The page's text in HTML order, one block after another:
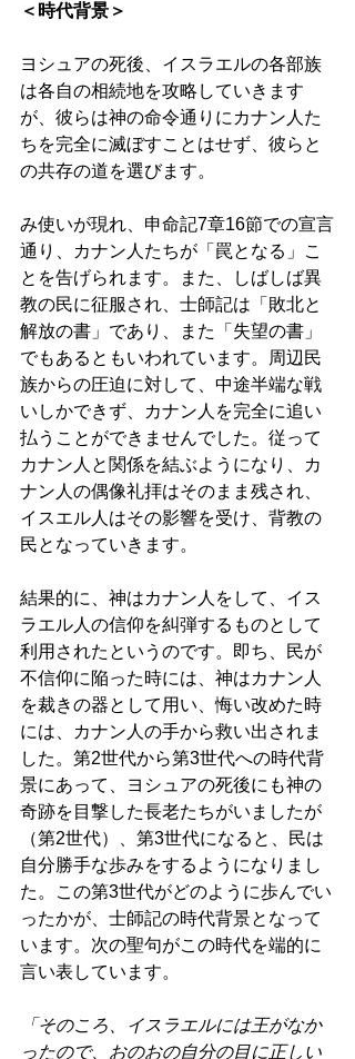
＜時代背景＞
ヨシュアの死後、イスラエルの各部族
は各自の相続地を攻略していきます
が、彼らは神の命令通りにカナン人た
ちを完全に滅ぼすことはせず、彼らと
の共存の道を選びます。
み使いが現れ、申命記7章16節での宣言
通り、カナン人たちが「罠となる」こ
とを告げられます。また、しばしば異
教の民に征服され、士師記は「敗北と
解放の書」であり、また「失望の書」
でもあるともいわれています。周辺民
族からの圧迫に対して、中途半端な戦
いしかできず、カナン人を完全に追い
払うことができませんでした。従って
カナン人と関係を結ぶようになり、カ
ナン人の偶像礼拝はそのまま残され、
イスエル人はその影響を受け、背教の
民となっていきます。
結果的に、神はカナン人をして、イス
ラエル人の信仰を糾弾するものとして
利用されたというのです。即ち、民が
不信仰に陥った時には、神はカナン人
を裁きの器として用い、悔い改めた時
には、カナン人の手から救い出されま
した。第2世代から第3世代への時代背
景にあって、ヨシュアの死後にも神の
奇跡を目撃した長老たちがいましたが
（第2世代）、第3世代になると、民は
自分勝手な歩みをするようになりまし
た。この第3世代がどのように歩んでい
ったかが、士師記の時代背景となって
います。次の聖句がこの時代を端的に
言い表しています。
「そのころ、イスラエルには王がなか
ったので、おのおの自分の目に正しい